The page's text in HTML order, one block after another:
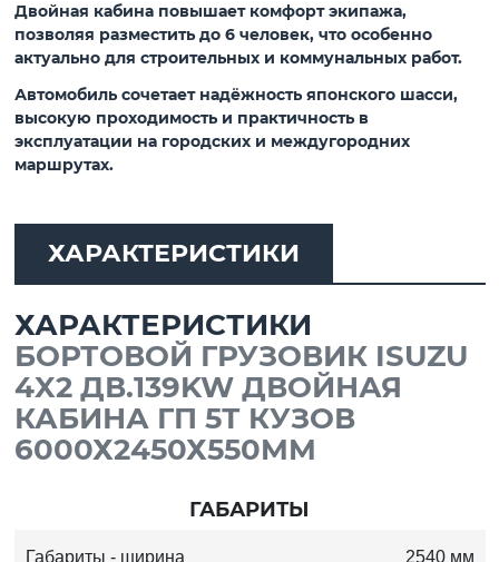
Двойная кабина повышает комфорт экипажа,
позволяя разместить до 6 человек, что особенно
актуально для строительных и коммунальных работ.
Автомобиль сочетает надёжность японского шасси,
высокую проходимость и практичность в
эксплуатации на городских и междугородних
маршрутах.
ХАРАКТЕРИСТИКИ
ХАРАКТЕРИСТИКИ
БОРТОВОЙ ГРУЗОВИК ISUZU
4X2 ДВ.139KW ДВОЙНАЯ
КАБИНА ГП 5Т КУЗОВ
6000Х2450Х550MM
ГАБАРИТЫ
Габариты - ширина 2540 мм